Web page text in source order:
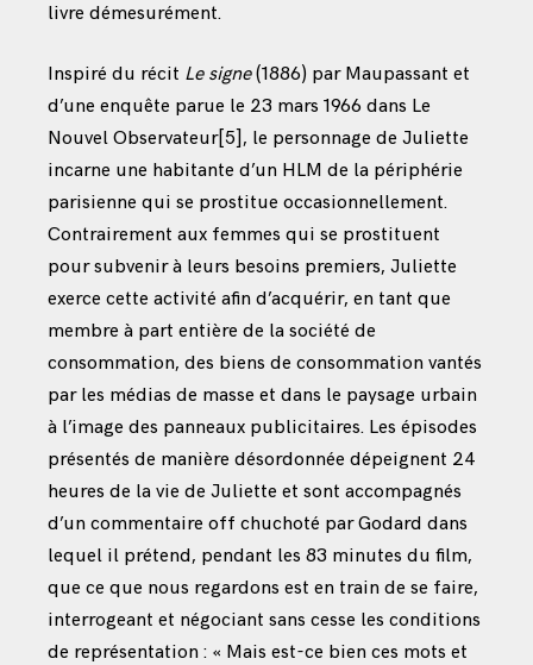
livre démesurément.
Inspiré du récit Le signe(1886) par Maupassant et
d’une enquête parue le 23 mars 1966 dans Le
Nouvel Observateur[5] , le personnage de Juliette
incarne une habitante d’un HLM de la périphérie
parisienne qui se prostitue occasionnellement.
Contrairement aux femmes qui se prostituent
pour subvenir à leurs besoins premiers, Juliette
exerce cette activité afin d’acquérir, en tant que
membre à part entière de la société de
consommation, des biens de consommation vantés
par les médias de masse et dans le paysage urbain
à l’image des panneaux publicitaires. Les épisodes
présentés de manière désordonnée dépeignent 24
heures de la vie de Juliette et sont accompagnés
d’un commentaire off chuchoté par Godard dans
lequel il prétend, pendant les 83 minutes du film,
que ce que nous regardons est en train de se faire,
interrogeant et négociant sans cesse les conditions
de représentation : « Mais est-ce bien ces mots et